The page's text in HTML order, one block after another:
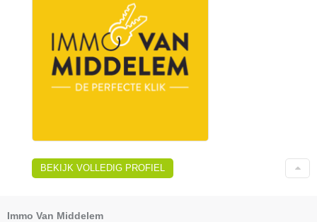
BEKIJK VOLLEDIG PROFIEL
Immo Van Middelem